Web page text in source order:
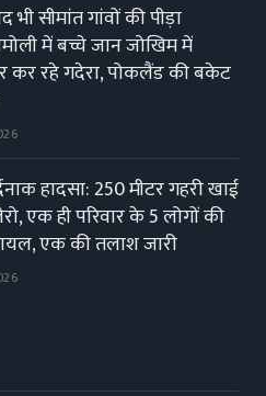
भी सीमांत गांवों की पीड़ा
में बच्चे जान जोखिम में
कर रहे गदेरा, पोकलैंड की बकेट
हादसा: 250 मीटर गहरी खाई
एक ही परिवार के 5 लोगों की
एक की तलाश जारी